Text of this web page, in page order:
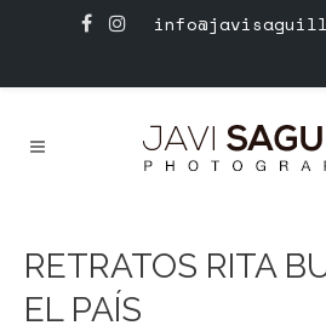
RETRATOS RITA
EL PAÍS